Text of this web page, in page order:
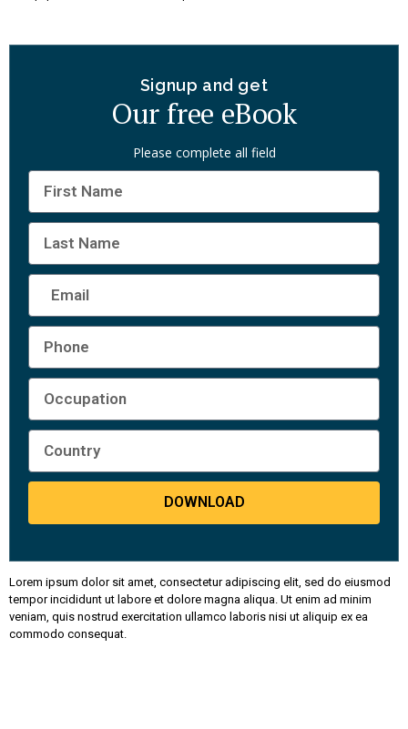
Signup and get
Our free eBook
Please complete all field
DOWNLOAD
Lorem ipsum dolor sit amet, consectetur adipiscing elit, sed do eiusmod
tempor incididunt ut labore et dolore magna aliqua. Ut enim ad minim
veniam, quis nostrud exercitation ullamco laboris nisi ut aliquip ex ea
commodo consequat.